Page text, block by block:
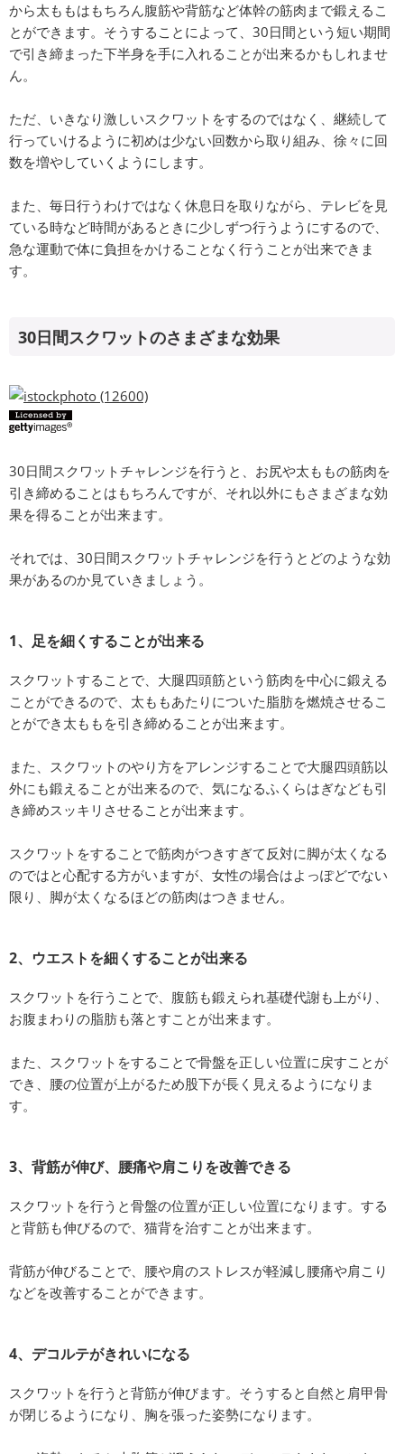
から太ももはもちろん腹筋や背筋など体幹の筋肉まで鍛えるこ
とができます。そうすることによって、30日間という短い期間
で引き締まった下半身を手に入れることが出来るかもしれませ
ん。
ただ、いきなり激しいスクワットをするのではなく、継続して
行っていけるように初めは少ない回数から取り組み、徐々に回
数を増やしていくようにします。
また、毎日行うわけではなく休息日を取りながら、テレビを見
ている時など時間があるときに少しずつ行うようにするので、
急な運動で体に負担をかけることなく行うことが出来できま
す。
30日間スクワットのさまざまな効果
30日間スクワットチャレンジを行うと、お尻や太ももの筋肉を
引き締めることはもちろんですが、それ以外にもさまざまな効
果を得ることが出来ます。
それでは、30日間スクワットチャレンジを行うとどのような効
果があるのか見ていきましょう。
1、足を細くすることが出来る
スクワットすることで、大腿四頭筋という筋肉を中心に鍛える
ことができるので、太ももあたりについた脂肪を燃焼させるこ
とができ太ももを引き締めることが出来ます。
また、スクワットのやり方をアレンジすることで大腿四頭筋以
外にも鍛えることが出来るので、気になるふくらはぎなども引
き締めスッキリさせることが出来ます。
スクワットをすることで筋肉がつきすぎて反対に脚が太くなる
のではと心配する方がいますが、女性の場合はよっぽどでない
限り、脚が太くなるほどの筋肉はつきません。
2、ウエストを細くすることが出来る
スクワットを行うことで、腹筋も鍛えられ基礎代謝も上がり、
お腹まわりの脂肪も落とすことが出来ます。
また、スクワットをすることで骨盤を正しい位置に戻すことが
でき、腰の位置が上がるため股下が長く見えるようになりま
す。
3、背筋が伸び、腰痛や肩こりを改善できる
スクワットを行うと骨盤の位置が正しい位置になります。する
と背筋も伸びるので、猫背を治すことが出来ます。
背筋が伸びることで、腰や肩のストレスが軽減し腰痛や肩こり
などを改善することができます。
4、デコルテがきれいになる
スクワットを行うと背筋が伸びます。そうすると自然と肩甲骨
が閉じるようになり、胸を張った姿勢になります。